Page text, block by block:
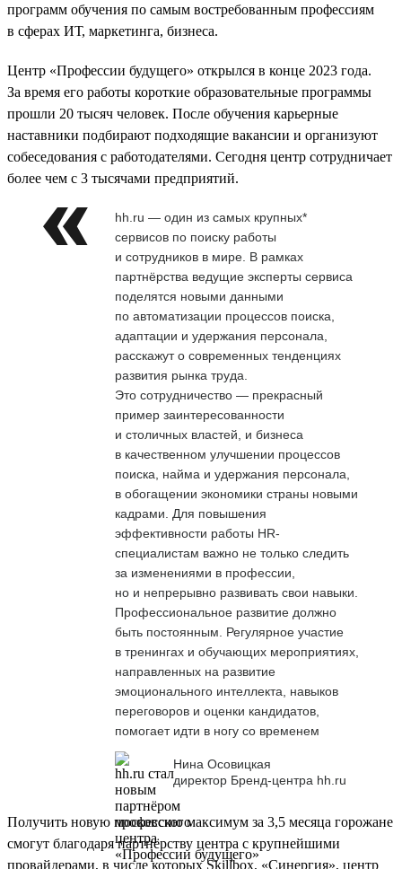
программ обучения по самым востребованным профессиям
в сферах ИТ, маркетинга, бизнеса.
Центр «Профессии будущего» открылся в конце 2023 года.
За время его работы короткие образовательные программы
прошли 20 тысяч человек. После обучения карьерные
наставники подбирают подходящие вакансии и организуют
собеседования с работодателями. Сегодня центр сотрудничает
более чем с 3 тысячами предприятий.
hh.ru — один из самых крупных*
сервисов по поиску работы
и сотрудников в мире. В рамках
партнёрства ведущие эксперты сервиса
поделятся новыми данными
по автоматизации процессов поиска,
адаптации и удержания персонала,
расскажут о современных тенденциях
развития рынка труда.
Это сотрудничество — прекрасный
пример заинтересованности
и столичных властей, и бизнеса
в качественном улучшении процессов
поиска, найма и удержания персонала,
в обогащении экономики страны новыми
кадрами. Для повышения
эффективности работы HR-
специалистам важно не только следить
за изменениями в профессии,
но и непрерывно развивать свои навыки.
Профессиональное развитие должно
быть постоянным. Регулярное участие
в тренингах и обучающих мероприятиях,
направленных на развитие
эмоционального интеллекта, навыков
переговоров и оценки кандидатов,
помогает идти в ногу со временем
Нина Осовицкая
директор Бренд-центра hh.ru
Получить новую профессию максимум за 3,5 месяца горожане
смогут благодаря партнёрству центра с крупнейшими
провайдерами, в числе которых Skillbox, «Синергия», центр